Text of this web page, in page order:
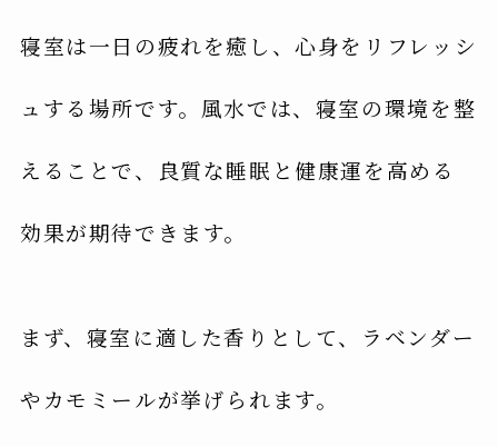
寝室は一日の疲れを癒し、心身をリフレッシ
ュする場所です。風水では、寝室の環境を整
えることで、良質な睡眠と健康運を高める
効果が期待できます。
まず、寝室に適した香りとして、ラベンダー
やカモミールが挙げられます。